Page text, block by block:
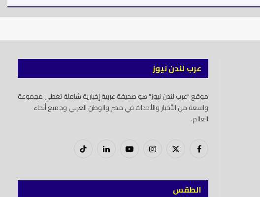
عرب لندن نيوز
موقع "عرب لندن نيوز" هو صحيفة عربية إخبارية شاملة تغطي مجموعة
واسعة من الأخبار والأحداث في مصر والوطن العربي وجميع أنحاء
العالم.
فيسبوك
X
إنستغرام يوتيوب لينكدود
تيك
الطقس